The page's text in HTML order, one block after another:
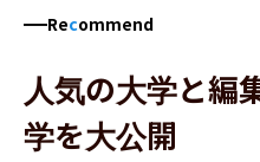
Recommend
人気の大学と編
学を大公開